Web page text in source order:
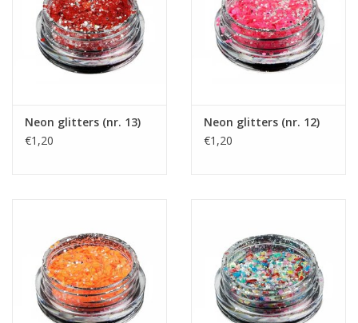
Startpakketten
NIEUW! MBS Producten
Hema free line/Hypoallergenic
Biab gel/Build It gel
Neon glitters (nr. 13)
€1,20
Neon glitters (nr. 12)
€1,20